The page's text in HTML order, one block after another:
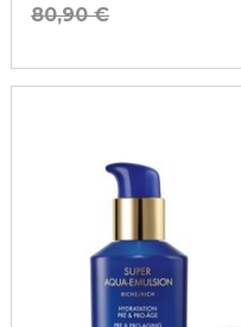
80,90 €